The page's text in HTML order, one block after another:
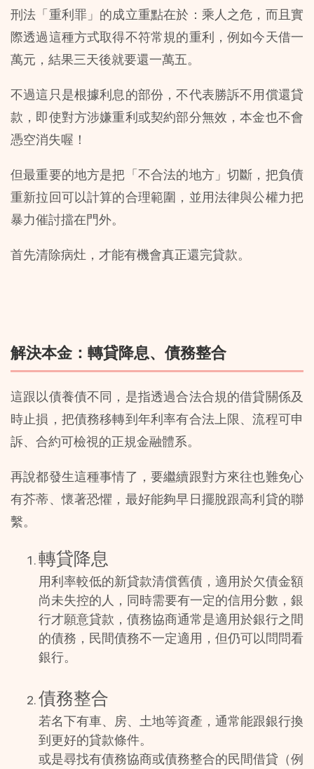
刑法「重利罪」的成立重點在於：乘人之危，而且實
際透過這種方式取得不符常規的重利，例如今天借一
萬元，結果三天後就要還一萬五。
不過這只是根據利息的部份，不代表勝訴不用償還貸
款，即使對方涉嫌重利或契約部分無效，本金也不會
憑空消失喔！
但最重要的地方是把「不合法的地方」切斷，把負債
重新拉回可以計算的合理範圍，並用法律與公權力把
暴力催討擋在門外。
首先清除病灶，才能有機會真正還完貸款。
解決本金：轉貸降息、債務整合
這跟以債養債不同，是指透過合法合規的借貸關係及
時止損，把債務移轉到年利率有合法上限、流程可申
訴、合約可檢視的正規金融體系。
再說都發生這種事情了，要繼續跟對方來往也難免心
有芥蒂、懷著恐懼，最好能夠早日擺脫跟高利貸的聯
繫。
轉貸降息
用利率較低的新貸款清償舊債，適用於欠債金額
尚未失控的人，同時需要有一定的信用分數，銀
行才願意貸款，債務協商通常是適用於銀行之間
的債務，民間債務不一定適用，但仍可以問問看
銀行。
債務整合
若名下有車、房、土地等資產，通常能跟銀行換
到更好的貸款條件。
或是尋找有債務協商或債務整合的民間借貸（例